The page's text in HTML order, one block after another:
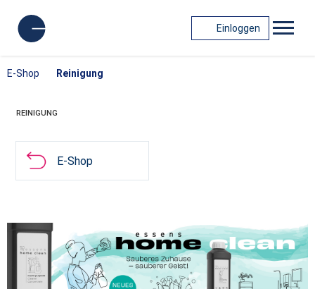
Einloggen
E-Shop Reinigung
REINIGUNG
E-Shop